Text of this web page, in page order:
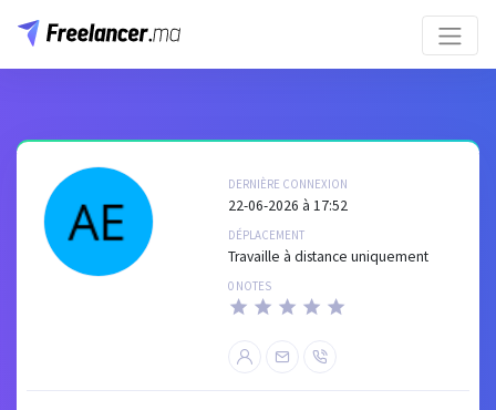
DERNIÈRE CONNEXION
22-06-2026 à 17:52
DÉPLACEMENT
Travaille à distance uniquement
0 NOTES